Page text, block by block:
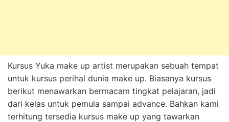
Kursus Yuka make up artist merupakan sebuah tempat
untuk kursus perihal dunia make up. Biasanya kursus
berikut menawarkan bermacam tingkat pelajaran, jadi
dari kelas untuk pemula sampai advance. Bahkan kami
terhitung tersedia kursus make up yang tawarkan